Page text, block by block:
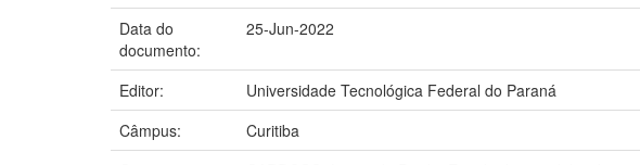
Data do
documento:
25-Jun-2022
Editor:
Universidade Tecnológica Federal do Paraná
Câmpus:
Curitiba